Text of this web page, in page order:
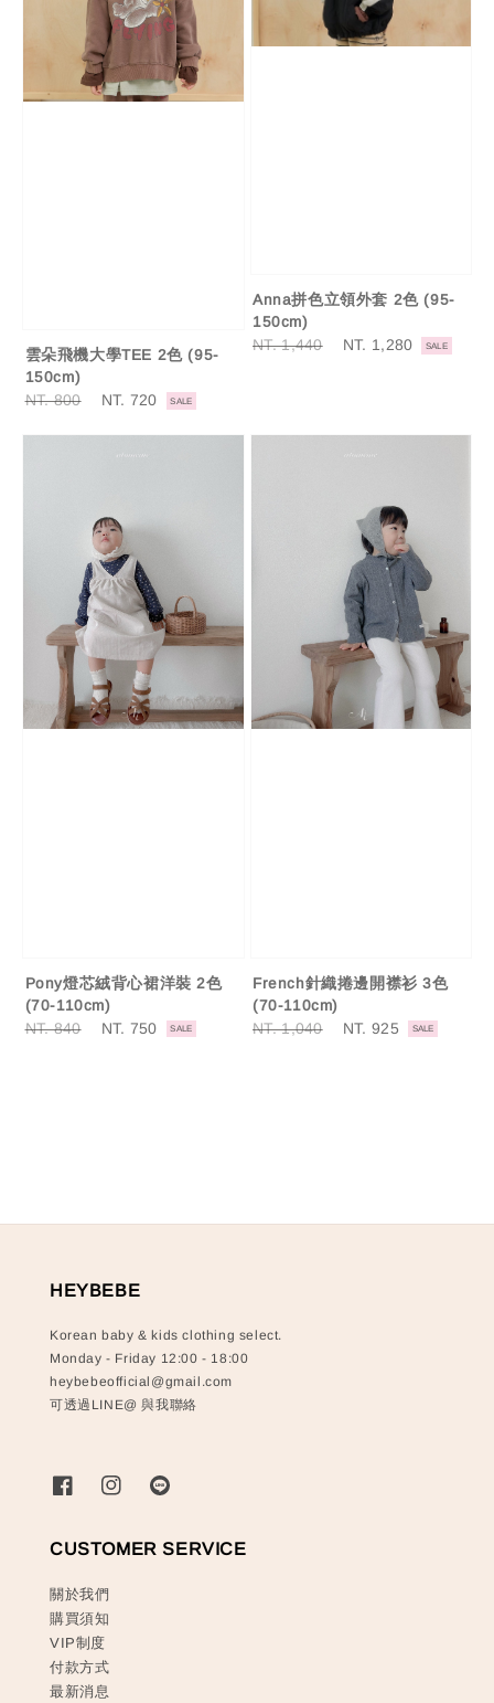
雲朵飛機大學TEE 2色 (95-
150cm)
Regular
NT. 800
Sale
NT. 720 SALE
Anna拼色立領外套 2色 (95-
150cm)
Regular
NT. 1,440
Sale
NT. 1,280 SALE
Pony燈芯絨背心裙洋裝 2色
(70-110cm)
Regular
NT. 840
Sale
NT. 750 SALE
French針織捲邊開襟衫 3色
(70-110cm)
Regular
NT. 1,040
Sale
NT. 925 SALE
HEYBEBE
Korean baby & kids clothing select.
Monday - Friday 12:00 - 18:00
heybebeofficial@gmail.com
可透過LINE@ 與我聯絡
CUSTOMER SERVICE
關於我們
購買須知
VIP制度
付款方式
最新消息